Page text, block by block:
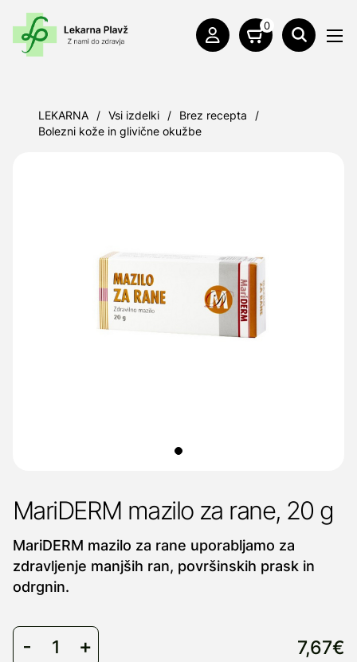
0
LEKARNA / Vsi izdelki / Brez recepta
/
Bolezni kože in glivične okužbe
MariDERM mazilo za rane, 20 g
MariDERM mazilo za rane uporabljamo za
zdravljenje manjših ran, površinskih prask in
odrgnin.
7,67€